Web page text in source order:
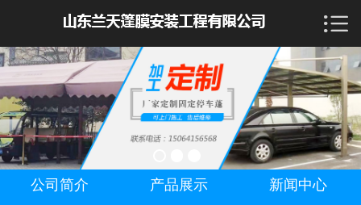
 首页
公司简介
产品展示
新闻中心
客户案例

公司简介 产品展示
新闻中心